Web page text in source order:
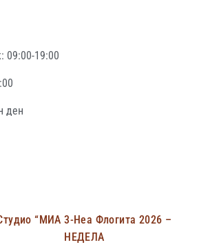
09:00-19:00
ден
“МИА 3-Неа Флогита 2026 –
НЕДЕЛА